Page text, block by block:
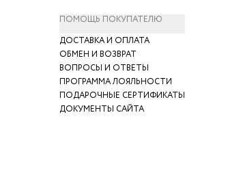
ПОМОЩЬ ПОКУПАТЕЛЮ
ДОСТАВКА И ОПЛАТА
ОБМЕН И ВОЗВРАТ
ВОПРОСЫ И ОТВЕТЫ
ПРОГРАММА ЛОЯЛЬНОСТИ
ПОДАРОЧНЫЕ СЕРТИФИКАТЫ
ДОКУМЕНТЫ САЙТА